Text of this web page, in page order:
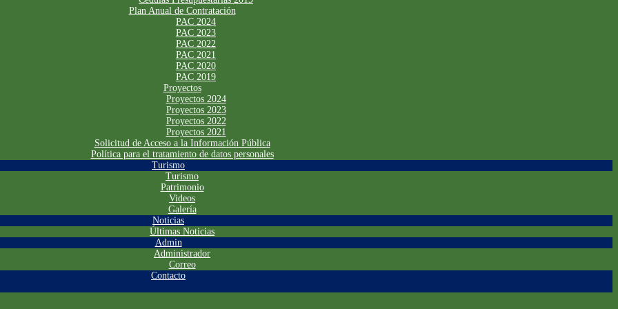
Plan Anual de Contratación
PAC 2024
PAC 2023
PAC 2022
PAC 2021
PAC 2020
PAC 2019
Proyectos
Proyectos 2024
Proyectos 2023
Proyectos 2022
Proyectos 2021
Solicitud de Acceso a la Información Pública
Política para el tratamiento de datos personales
Turismo
Turismo
Patrimonio
Videos
Galería
Noticias
Últimas Noticias
Admin
Administrador
Correo
Contacto